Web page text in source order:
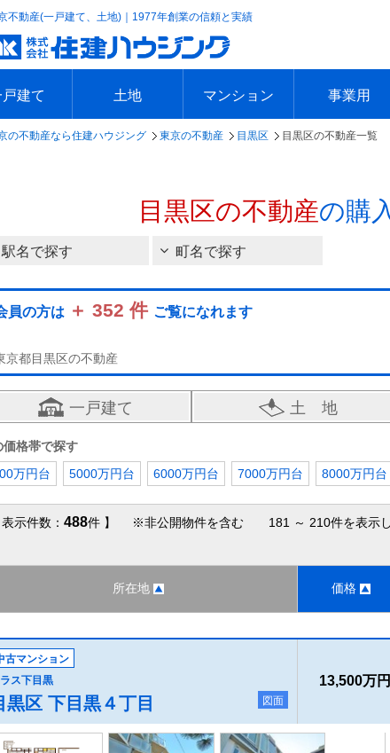
不動産(一戸建て、土地)｜1977年創業の信頼と実績
建て
アで探す
で探す
一戸建て
一戸建て
の新着物件
の新着物件
土地
エリアで探す
沿線で探す
本日の新着物件
今週の新着物件
マンション
エリアで探す
沿線で探す
本日の新着物件
今週の新着物件
事業用
エリアで探す
沿線で探す
本日の新着物
今週の新着物
の不動産なら住建ハウジング 東京の不動産 目黒区 目黒区の不動産一覧
目黒区の不動産の購
駅名で探す 町名で探す
員の方は ＋ 352 件 ご覧になれます
京都目黒区の不動産
一戸建て 土 地
価格帯で探す
万円台
5000万円台 6000万円台 7000万円台 8000万円台
表示件数： 488件 】 ※非公開物件を含む 181 ～ 210件を表示し
所在地 価格
古マンション
ス下目黒
黒区 下目黒４丁目 図面
13,500万円